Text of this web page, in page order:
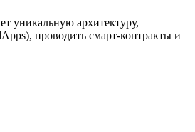
уникальную архитектуру,
проводить смарт-контракты и